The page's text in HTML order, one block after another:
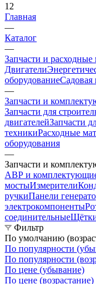
12
Главная
—
Каталог
—
Запчасти и расходные
Двигатели
оборудованиеСадовая
—
Запчасти и
Запчасти для
двигателейЗапчасти
техникиРасходные
оборудования
—
Запчасти и
АВР и
мостыИзмерители
ручкиПанели
электрокомпоненты
соединительные
Фильтр
По умолчанию
По популярности
По популярности
По цене (убывание)
По цене (возрастание)